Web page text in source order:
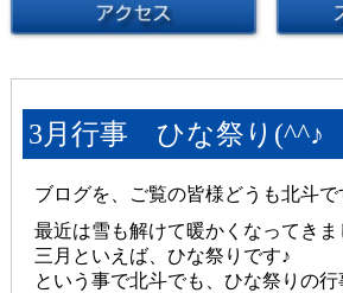
3月行事 ひな祭り(^^♪
ブログを、ご覧の皆様どうも北斗で
最近は雪も解けて暖かくなってきま
三月といえば、ひな祭りです♪
という事で北斗でも、ひな祭りの